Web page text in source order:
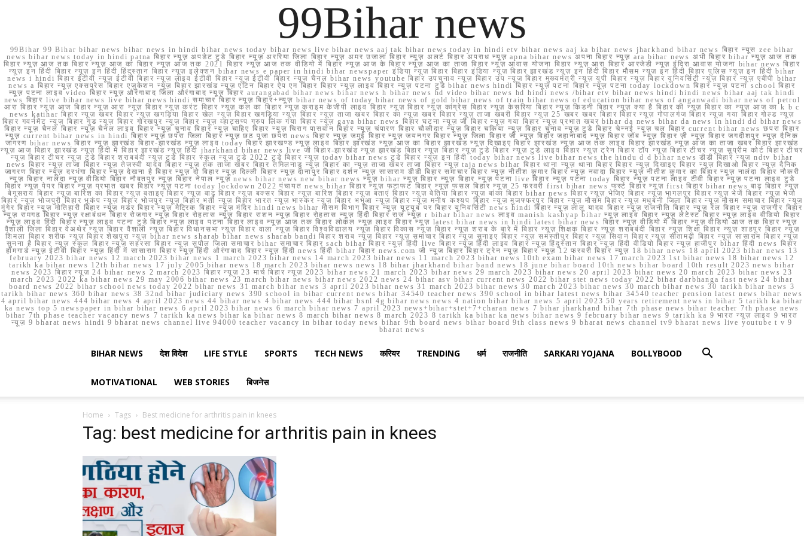
99Bihar news
99Bihar 99 Bihar bihar news bihar news in hindi bihar news today bihar news live bihar news aaj tak bihar news today in hindi etv bihar news aaj ka bihar news jharkhand bihar news बिहार न्यूस zee bihar
news bihar news today in hindi patna बिहार न्यूज़ अपडेट टुडे बिहार न्यूज़ अररिया जिला बिहार न्यूज़ अमर उजाला बिहार न्यूज़ अलर्ट बिहार अपराध न्यूज़ apna bihar news अपना बिहार न्यूज़ ara bihar news अभी बिहार bihar न्यूज़ आज तक
बिहार न्यूज़ आज तक बिहार न्यूज़ आज का बिहार न्यूज़ आज तक 2021 बिहार न्यूज़ आज तक वीडियो में बिहार न्यूज़ आज के बिहार न्यूज़ आज का ताजा बिहार न्यूज़ आवास योजना बिहार न्यूज़ आरा बिहार आरजेडी न्यूज़ इंदिरा आवास योजना bihar news बिहार
न्यूज़ इन हिंदी बिहार न्यूज़ इन हिंदी हिंदुस्तान बिहार न्यूज़ इलेक्शन bihar news e paper in hindi bihar newspaper इंडिया न्यूज़ बिहार बिहार इंडिया न्यूज़ बिहार झारखंड न्यूज़ इन हिंदी बिहार मौसम न्यूज़ इन हिंदी बिहार पुलिस न्यूज़ इन हिंदी bihar
news i hindi बिहार ईटीवी न्यूज़ ईटीवी बिहार न्यूज़ लाइव ईटीवी बिहार न्यूज़ ईटीवी बिहार न्यूज़ चैनल bihar news youtube बिहार उपचुनाव न्यूज़ बिहार उप न्यूज़ बिहार मुख्यमंत्री न्यूज़ यूपी बिहार न्यूज़ बिहार यूनिवर्सिटी न्यूज़ बिहार न्यूज़ एबीपी bihar
news a बिहार न्यूज़ एक्सप्रेस बिहार एजुकेशन न्यूज़ बिहार झारखंड न्यूज़ एटिन बिहार ऐप एम बिहार बिहार न्यूज़ लाइव बिहार न्यूज़ पटना टुडे bihar news hindi बिहार न्यूज़ पटना बिहार न्यूज़ पटना today lockdown बिहार न्यूज़ पटना school बिहार
न्यूज़ पटना लाइव video बिहार न्यूज़ औरंगाबाद जिला औरंगाबाद न्यूज़ बिहार aurangabad bihar news bihar news h bihar news hd video bihar news hd hindi news /bihar etv bihar news hindi hindi news bihar aaj tak hindi
news बिहार live bihar news live bihar news hindi समाचार बिहार न्यूज़ बिहार+न्यूज़ bihar news of today bihar news of gold bihar news of train bihar news of education bihar news of anganwadi bihar news of petrol
आरा बिहार न्यूज़ आज बिहार न्यूज़ आरा न्यूज़ बिहार न्यूज़ करंट बिहार न्यूज़ कल का बिहार न्यूज़ क्राइम केजीपी लाइव बिहार न्यूज़ बिहार न्यूज़ कांग्रेस बिहार न्यूज़ केसरिया बिहार न्यूज़ किडनी बिहार न्यूज़ क्या है बिहार की न्यूज़ बिहार का न्यूज़ आज का k b c
news katihar बिहार न्यूज़ खबर बिहार न्यूज़ खगड़िया बिहार खेल न्यूज़ बिहार खगड़िया न्यूज़ बिहार न्यूज़ ताजा खबर बिहार का न्यूज़ खबर बिहार न्यूज़ ताजा खबरी बिहार न्यूज़ 25 खबर खबर बिहार बिहार न्यूज़ गोपालगंज बिहार न्यूज़ गया बिहार गोल्ड न्यूज़
बिहार गवर्नमेंट न्यूज़ बिहार गुड न्यूज़ बिहार गोरखपुर न्यूज़ बिहार न्यूज़ व्हाट्सप्प ग्रुप लिंक गया बिहार न्यूज़ gaya bihar news बिहार घटना न्यूज़ जी बिहार न्यूज़ गया बिहार न्यूज़ प्रभात खबर bihar da news bihar da news in hindi dd bihar news
बिहार न्यूज़ चैनल बिहार न्यूज़ चैनल लाइव बिहार न्यूज़ चुनाव बिहार न्यूज़ चाहिए बिहार न्यूज़ चिराग पासवान बिहार न्यूज़ चंपारण बिहार चौकीदार न्यूज़ बिहार चकिया न्यूज़ बिहार चुनाव न्यूज़ टुडे बिहार चेन्नई न्यूज़ चल बिहार current bihar news छपरा बिहार
न्यूज़ current bihar news in hindi बिहार न्यूज़ छपरा जिला बिहार न्यूज़ छठ पूजा छपरा news बिहार न्यूज़ जमुई बिहार न्यूज़ जयनगर बिहार न्यूज़ जिला बिहार जी न्यूज़ बिहार जहानाबाद न्यूज़ बिहार जॉब न्यूज़ बिहार ज़ी न्यूज़ बिहार जगदीशपुर न्यूज़ दैनिक
जागरण bihar news बिहार न्यूज़ झारखंड बिहार-झारखंड न्यूज़ लाइव today बिहार झारखण्ड न्यूज़ लाइव बिहार झारखंड न्यूज़ आज का बिहार झारखंड न्यूज़ दिखाइए बिहार झारखंड न्यूज़ आज तक लाइव बिहार झारखंड न्यूज़ आज का ताजा खबर बिहार झारखंड
न्यूज़ आज बिहार झारखंड न्यूज़ हिंदी में बिहार झारखंड न्यूज़ हिंदी jharkhand bihar news live जी बिहार-झारखंड न्यूज़ झारखंड बिहार न्यूज़ बिहार न्यूज़ टुडे बिहार न्यूज़ टुडे लाइव बिहार न्यूज़ ट्रेन बिहार टॉप न्यूज़ बिहार टीचर न्यूज़ सुप्रीम कोर्ट बिहार टीचर
न्यूज़ बिहार टीचर न्यूज़ टुडे बिहार शराबबंदी न्यूज़ टुडे बिहार स्कूल न्यूज़ टुडे 2022 टुडे बिहार न्यूज़ today bihar news टुडे बिहार न्यूज़ इन हिंदी today bihar news live bihar news the hindu d d bihar news डीडी बिहार न्यूज़ ndtv bihar
news बिहार न्यूज़ ताजा बिहार न्यूज़ तेजस्वी यादव बिहार न्यूज़ तक ताजा खबर बिहार तमिलनाडु न्यूज़ बिहार का न्यूज़ ताजा खबर ताजा बिहार न्यूज़ taja news bihar बिहार थाना न्यूज़ थाना बिहार बिहार न्यूज़ दिखाइए बिहार न्यूज़ दिखाओ बिहार न्यूज़ दैनिक
जागरण बिहार न्यूज़ दरभंगा बिहार न्यूज़ देखना है बिहार न्यूज़ दो बिहार न्यूज़ दिल्ली बिहार न्यूज़ दानापुर बिहार दर्शन न्यूज़ सासाराम डीडी बिहार समाचार बिहार न्यूज़ नीतीश कुमार बिहार न्यूज़ नवादा बिहार न्यूज़ नीतीश कुमार का बिहार न्यूज़ नालंदा बिहार नौकरी
न्यूज़ बिहार नालंदा न्यूज़ वीडियो बिहार नौबतपुर न्यूज़ बिहार नेपाल न्यूज़ news bihar news new bihar news न्यूज़ bihar न्यूज़ बिहार न्यूज़ बिहार न्यूज़ पटना live बिहार न्यूज़ पटना today बिहार न्यूज़ पटना लाइव टीवी बिहार न्यूज़ पटना लाइव टुडे
बिहार न्यूज़ पेपर बिहार न्यूज़ प्रभात खबर बिहार न्यूज़ पटना today lockdown 2022 पंचायत news bihar बिहार न्यूज़ फटाफट बिहार न्यूज़ फसल बिहार न्यूज़ 25 फरवरी first bihar news फर्स्ट बिहार न्यूज़ first बिहार bihar news बाढ़ बिहार न्यूज़
बेगूसराय बिहार न्यूज़ बारिश का बिहार न्यूज़ बताइए बिहार न्यूज़ बाढ़ बिहार न्यूज़ बक्सर बिहार न्यूज़ बारिश बिहार न्यूज़ बताएं बिहार न्यूज़ बेतिया बिहार न्यूज़ बांका बिहार bihar news बिहार न्यूज़ भेजिए बिहार न्यूज़ भागलपुर बिहार न्यूज़ भेजें बिहार न्यूज़ भेजो
बिहार न्यूज़ भोजपुरी बिहार भूकंप न्यूज़ बिहार भोजपुर न्यूज़ बिहार भर्ती न्यूज़ बिहार भारत न्यूज़ भास्कर न्यूज़ बिहार भभुआ न्यूज़ बिहार न्यूज़ मनीष कश्यप बिहार न्यूज़ मुजफ्फरपुर बिहार न्यूज़ मौसम बिहार न्यूज़ मधुबनी जिला बिहार न्यूज़ मौसम समाचार बिहार न्यूज़
मुंगेर बिहार न्यूज़ मोतिहारी बिहार न्यूज़ मर्डर बिहार न्यूज़ मैट्रिक बिहार न्यूज़ मंदिर hindi news bihar मौसम विभाग बिहार न्यूज़ यूट्यूब पर बिहार यूनिवर्सिटी news hindi बिहार न्यूज़ लालू यादव बिहार न्यूज़ राजनीति बिहार न्यूज़ रेल बिहार न्यूज़ राजगीर बिहार
न्यूज़ रामगढ़ बिहार न्यूज़ रक्षाबंधन बिहार रोजगार न्यूज़ बिहार रोहतास न्यूज़ बिहार राशन न्यूज़ बिहार रोहतास न्यूज़ हिंदी बिहार राज न्यूज़ r bihar bihar news लाइव manish kashyap bihar न्यूज़ लाइव बिहार न्यूज़ लेटेस्ट बिहार न्यूज़ लाइव वीडियो बिहार
न्यूज़ लाइव हिंदी बिहार न्यूज़ लाइव पटना टुडे बिहार न्यूज़ लाइव पटना बिहार लाइव न्यूज़ आज तक बिहार लोकल न्यूज़ लाइव बिहार न्यूज़ latest bihar news in hindi latest bihar news बिहार न्यूज़ वीडियो में बिहार न्यूज़ वीडियो आज तक बिहार न्यूज़
वैशाली जिला बिहार वेअथेर न्यूज़ बिहार वैशाली न्यूज़ बिहार विधानसभा न्यूज़ बिहार वाला न्यूज़ बिहार विश्वविद्यालय न्यूज़ बिहार विकास न्यूज़ बिहार न्यूज़ शराब के बारे में बिहार न्यूज़ शिक्षक बिहार न्यूज़ शराबबंदी बिहार न्यूज़ शिक्षा बिहार न्यूज़ शाहपुर बिहार न्यूज़
शिमला बिहार शरीफ न्यूज़ बिहार शेखपुरा न्यूज़ bihar news sharab bihar news sharab bandi बिहार शराब न्यूज़ बिहार न्यूज़ समाचार बिहार न्यूज़ सुनाइए बिहार न्यूज़ समस्तीपुर बिहार न्यूज़ सिवान बिहार न्यूज़ सीतामढ़ी बिहार न्यूज़ सासाराम बिहार न्यूज़
सुनना है बिहार न्यूज़ स्कूल बिहार न्यूज़ सहरसा बिहार न्यूज़ सुपौल जिला समाचार bihar समाचार बिहार sach bihar बिहार न्यूज़ हिंदी live बिहार न्यूज़ हिंदी लाइव बिहार न्यूज़ हिंदुस्तान बिहार न्यूज़ हिंदी वीडियो बिहार न्यूज़ हाजीपुर bihar हिंदी news बिहार
होमगार्ड न्यूज़ ईटीवी बिहार न्यूज़ हिंदी में सासाराम बिहार न्यूज़ हिंदी औरंगाबाद बिहार न्यूज़ हिंदी news हिंदी bihar बिहार news.com जी न्यूज बिहार बिहार ट्रेन न्यूज़ बिहार न्यूज़ 12 फरवरी बिहार न्यूज़ 18 bihar news 18 april 2023 bihar news 13
february 2023 bihar news 12 march 2023 bihar news 1 march 2023 bihar news 14 march 2023 bihar news 11 march 2023 bihar news 10th exam bihar news 17 march 2023 1st bihar news 18 bihar news 12
tarikh ka bihar news 12th bihar news 17 july 2005 bihar news 18 march 2023 bihar news news 18 bihar jharkhand bihar band news 18 june bihar board 10th news bihar board 10th result 2023 news bihar
news 2023 बिहार न्यूज़ 24 bihar news 2 march 2023 बिहार न्यूज़ 23 मार्च बिहार न्यूज़ 2023 bihar news 21 march 2023 bihar news 29 march 2023 bihar news 20 april 2023 bihar news 20 march 2023 bihar news 23
march 2023 2022 ka bihar news 29 may 2006 bihar news 23 march bihar news bihar news 2022 news 24 bihar asv bihar current news 2022 bihar stet news today 2022 bihar darbhanga fast news 24 bihar
board news 2022 bihar school news today 2022 bihar news 31 march bihar news 3 april 2023 bihar news 31 march 2023 bihar news 30 march 2023 bihar news 30 march bihar news 30 tarikh bihar news 3
tarikh bihar news 360 bihar news 38 32nd bihar judiciary news 390 school in bihar current news bihar 34540 teacher news 390 school in bihar latest news bihar 34540 teacher pension latest news bihar news
4 april bihar news 444 bihar news 4 april 2023 news 44 bihar news 4 bihar news 444 bihar bsnl 4g bihar news news 4 nation bihar bihar news 5 april 2023 50 years retirement news in bihar 5 tarikh ka bihar
ka news top 5 newspaper in bihar bihar news 6 april 2023 bihar news 6 march bihar news 7 april 2023 news+bihar+stet+7+charan news 7 bihar jharkhand bihar 7th phase news bihar teacher 7th phase news
bihar 7th phase teacher vacancy news 7 tarikh ka news bihar ka bihar news 8 march bihar news 8 march 2023 8 tarikh ka bihar ka news bihar news 9 february bihar news 9 tarikh ka 9 भारत न्यूज़ लाइव 9 भारत
न्यूज़ 9 bharat news hindi 9 bharat news channel live 94000 teacher vacancy in bihar today news bihar 9th board news bihar board 9th class news 9 bharat news channel tv9 bharat news live youtube t v 9
bharat news
BIHAR NEWS देश विदेश LIFE STYLE SPORTS TECH NEWS करियर TRENDING धर्म राजनीति SARKARI YOJANA BOLLYBOOD
MOTIVATIONAL WEB STORIES बिजनेस
Home Tags Best medicine for arthritis pain in knees
Tag: best medicine for arthritis pain in knees